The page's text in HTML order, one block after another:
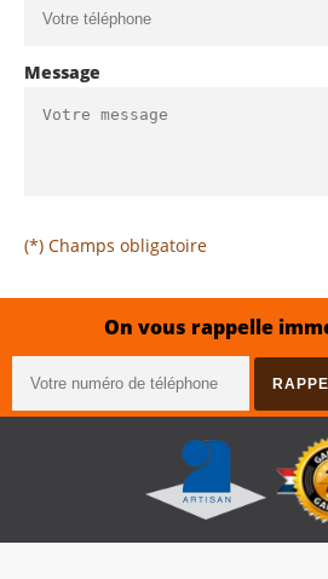
Message
(*) Champs obligatoire
On vous rappelle